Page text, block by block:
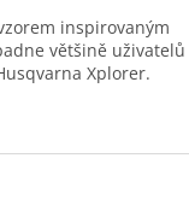
inspirovaným
většině uživatelů
Xplorer.